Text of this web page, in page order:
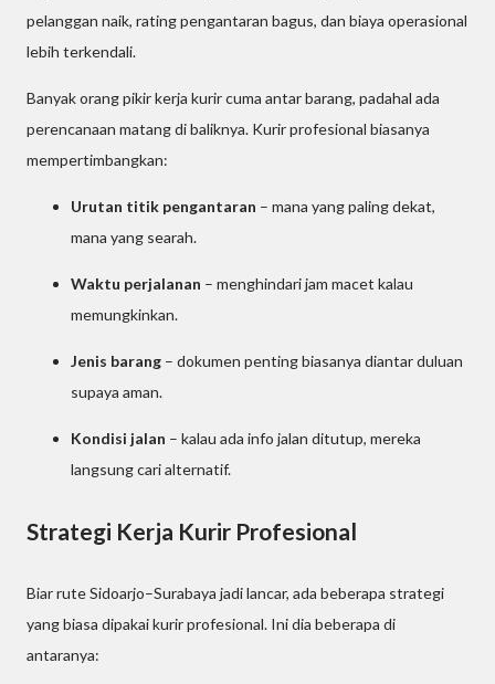
pelanggan naik, rating pengantaran bagus, dan biaya operasional
lebih terkendali.
Banyak orang pikir kerja kurir cuma antar barang, padahal ada
perencanaan matang di baliknya. Kurir profesional biasanya
mempertimbangkan:
Urutan titik pengantaran – mana yang paling dekat,
mana yang searah.
Waktu perjalanan – menghindari jam macet kalau
memungkinkan.
Jenis barang – dokumen penting biasanya diantar duluan
supaya aman.
Kondisi jalan – kalau ada info jalan ditutup, mereka
langsung cari alternatif.
Strategi Kerja Kurir Profesional
Biar rute Sidoarjo–Surabaya jadi lancar, ada beberapa strategi
yang biasa dipakai kurir profesional. Ini dia beberapa di
antaranya: